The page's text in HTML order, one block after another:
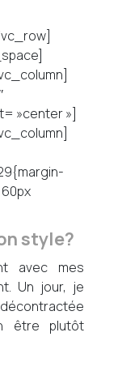
»center »]
style?
avec mes
Un jour, je
être plutôt